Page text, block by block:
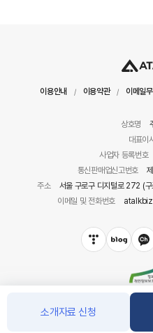
소개자료 신청
이용안내 / 이용약관 / 이메일
상호명
대표이
사업자 등록번호
통신판매업신고번호
주소
서울 구로구 디지털로 272 (
이메일 및 전화번호